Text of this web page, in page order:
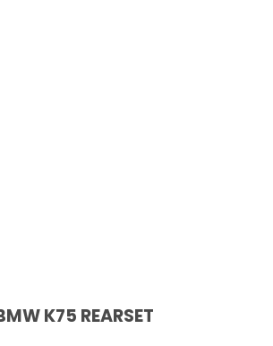
K75 REARSET